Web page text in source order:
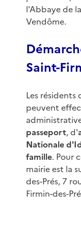
l'Abbaye de
Vendôme.
Saint-
Les résidents
peuvent
passeport, d'
Nationale
famille. Pour
mairie est la
des-Prés, 7
Firmin-des-